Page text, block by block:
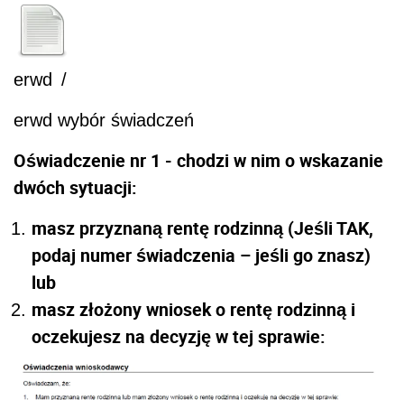
erwd /
erwd wybór świadczeń
Oświadczenie nr 1 - chodzi w nim o wskazanie
dwóch sytuacji:
masz przyznaną rentę rodzinną (Jeśli TAK,
podaj numer świadczenia – jeśli go znasz)
lub
masz złożony wniosek o rentę rodzinną i
oczekujesz na decyzję w tej sprawie: